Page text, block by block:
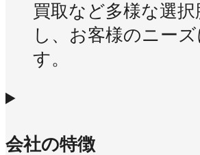
買取など多様な選
し、お客様のニーズ
す。
会社の特徴